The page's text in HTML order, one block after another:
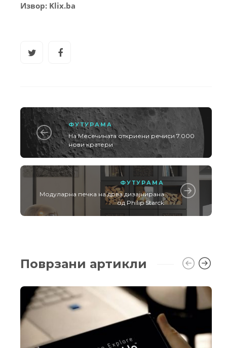
Извор: Klix.ba
ФУТУРАМА
На Месечината откриени речиси 7.000
нови кратери
ФУТУРАМА
Модуларна печка на дрва дизајнирана
од Philip Starck
Поврзани артикли